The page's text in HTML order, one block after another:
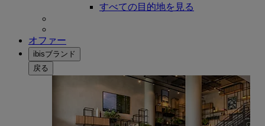
すべての目的地を見る
オファー
ibisブランド
戻る